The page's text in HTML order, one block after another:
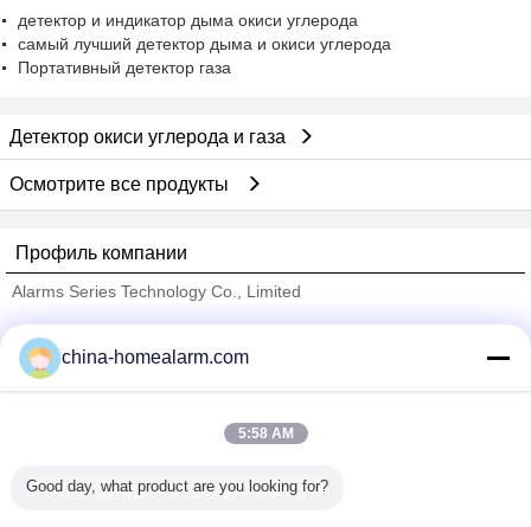
детектор и индикатор дыма окиси углерода
самый лучший детектор дыма и окиси углерода
Портативный детектор газа
Детектор окиси углерода и газа
Осмотрите все продукты
Профиль компании
Alarms Series Technology Co., Limited
Trust Seal
Verified Suplier
Все продукты
china-homealarm.com
5:58 AM
Good day, what product are you looking for?